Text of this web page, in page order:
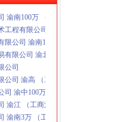
渝南100万 （进出口权）
程有限公司 渝中300万 （工商变更）
公司 渝南100万 （进出口权）
限公司 渝北100万 （进出口权）
公司
司 渝高 （工商注册）
渝中100万 （工商注册）
渝江 （工商注册）
渝南3万 （工商注册）
司 渝九50万 （进出口权）